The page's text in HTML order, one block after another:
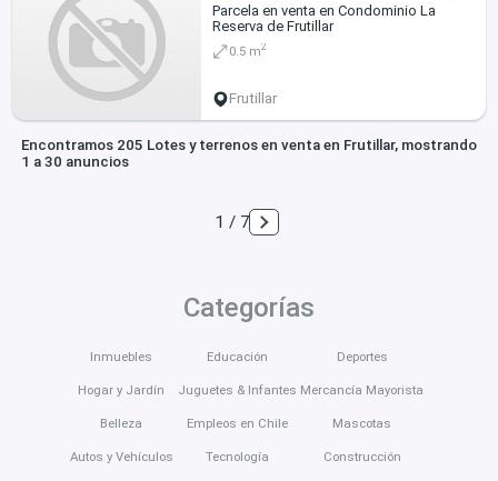
Parcela en venta en Condominio La
Reserva de Frutillar
0.5 m2
Frutillar
Encontramos 205 Lotes y terrenos en venta en Frutillar, mostrando
1 a 30 anuncios
1 / 7
Categorías
Inmuebles
Hogar y Jardín
Belleza
Autos y Vehículos
Educación
Juguetes & Infantes
Empleos en Chile
Tecnología
Deportes
Mercancía Mayorista
Mascotas
Construcción